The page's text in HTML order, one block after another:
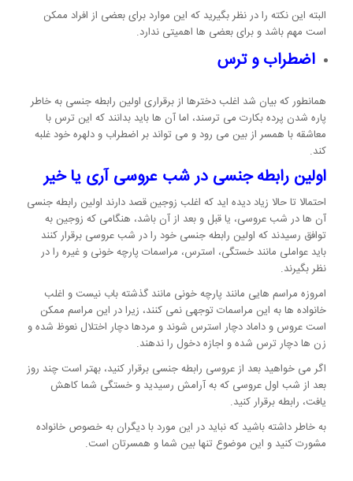
البته این نکته را در نظر بگیرید که این موارد برای بعضی از افراد ممکن
است مهم باشد و برای بعضی ها اهمیتی ندارد.
اضطراب و ترس
همانطور که بیان شد اغلب دخترها از برقراری اولین رابطه جنسی به خاطر
پاره شدن پرده بکارت می ترسند، اما آن ها باید بدانند که این ترس با
معاشقه با همسر از بین می رود و می تواند بر اضطراب و دلهره خود غلبه
کند.
اولین رابطه جنسی در شب عروسی آری یا خیر
احتمالا تا حالا زیاد دیده اید که اغلب زوجین قصد دارند اولین رابطه جنسی
آن ها در شب عروسی، یا قبل و بعد از آن باشد، هنگامی که زوجین به
توافق رسیدند که اولین رابطه جنسی خود را در شب عروسی برقرار کنند
باید عواملی مانند خستگی، استرس، مراسمات پارچه خونی و غیره را در
نظر بگیرند.
امروزه مراسم هایی مانند پارچه خونی مانند گذشته باب نیست و اغلب
خانواده ها به این مراسمات توجهی نمی کنند، زیرا در این مراسم ممکن
است عروس و داماد دچار استرس شوند و مردها دچار اختلال نعوظ شده و
زن ها دچار ترس شده و اجازه دخول را ندهند.
اگر می خواهید بعد از عروسی رابطه جنسی برقرار کنید، بهتر است چند روز
بعد از شب اول عروسی که به آرامش رسیدید و خستگی شما کاهش
یافت، رابطه برقرار کنید.
به خاطر داشته باشید که نباید در این مورد با دیگران به خصوص خانواده
مشورت کنید و این موضوع تنها بین شما و همسرتان است.